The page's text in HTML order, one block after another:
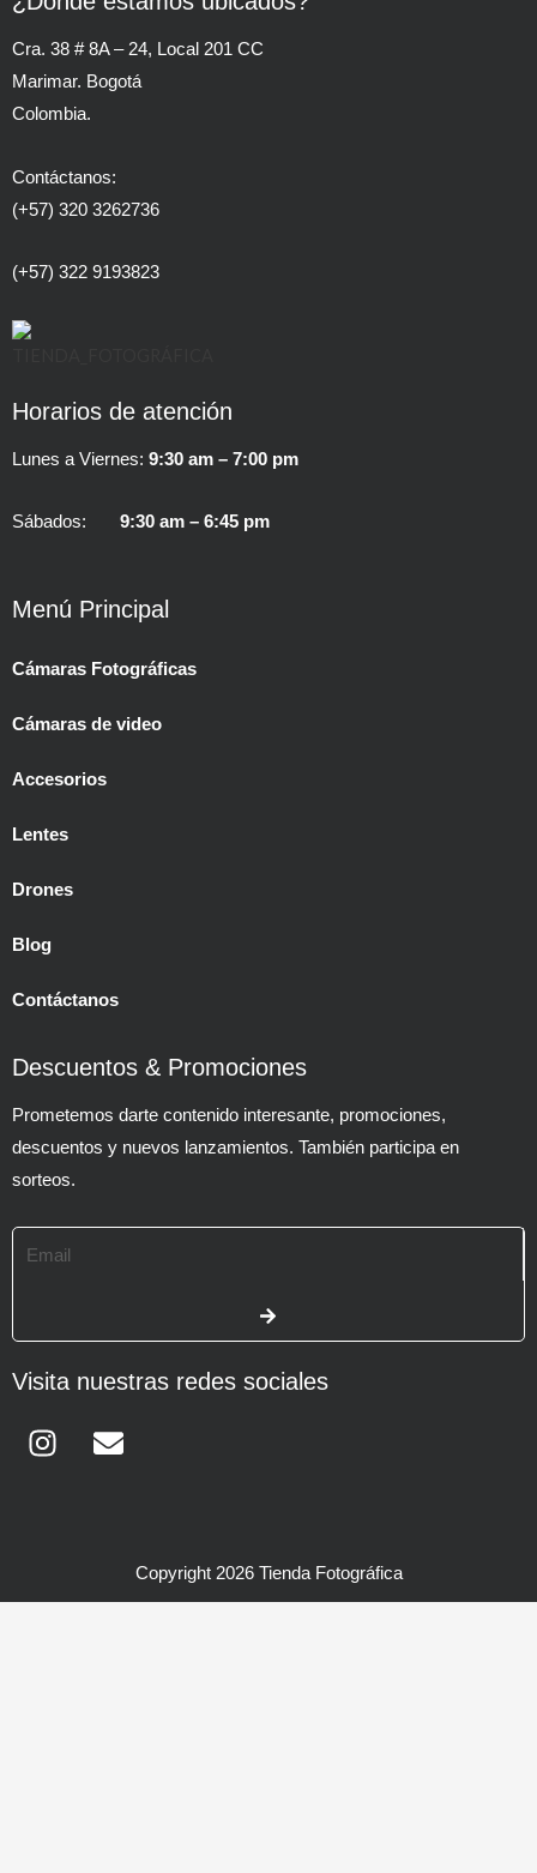
Cra. 38 # 8A – 24, Local 201 CC
Marimar. Bogotá
Colombia.
Contáctanos:
(+57) 320 3262736
(+57) 322 9193823
Horarios de atención
Lunes a Viernes: 9:30 am – 7:00 pm
Sábados: 9:30 am – 6:45 pm
Menú Principal
Cámaras Fotográficas
Cámaras de video
Accesorios
Lentes
Drones
Blog
Contáctanos
Descuentos & Promociones
Prometemos darte contenido interesante, promociones,
descuentos y nuevos lanzamientos. También participa en
sorteos.
Visita nuestras redes sociales
InstagramEnvelope
Copyright 2026 Tienda Fotográfica